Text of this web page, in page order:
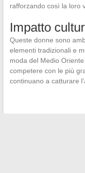
rafforzando così la loro
Impatto
Queste donne sono
elementi tradizionali e
moda del Medio
competere con le più
continuano a catturare